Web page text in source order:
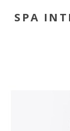
SPA